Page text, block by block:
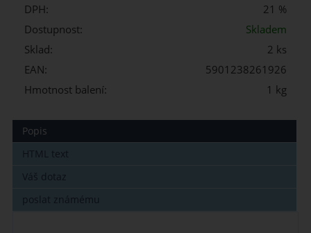
DPH:
21 %
Dostupnost:
Skladem
Sklad:
2 ks
EAN:
5901238261926
Hmotnost balení:
1 kg
Popis
HTML text
Váš dotaz
poslat známému